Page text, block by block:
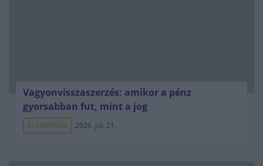
Vagyonvisszaszerzés: amikor a pénz
gyorsabban fut, mint a jog
ELEMZÉSEK 2026. júl. 21.